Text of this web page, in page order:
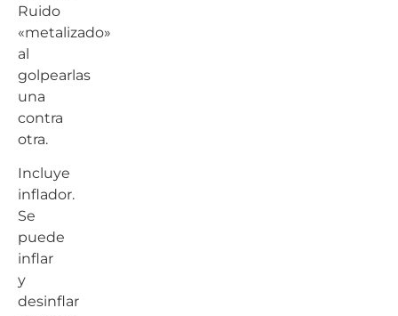
Ruido
«metalizado»
al
golpearlas
una
contra
otra.
Incluye
inflador.
Se
puede
inflar
y
desinflar